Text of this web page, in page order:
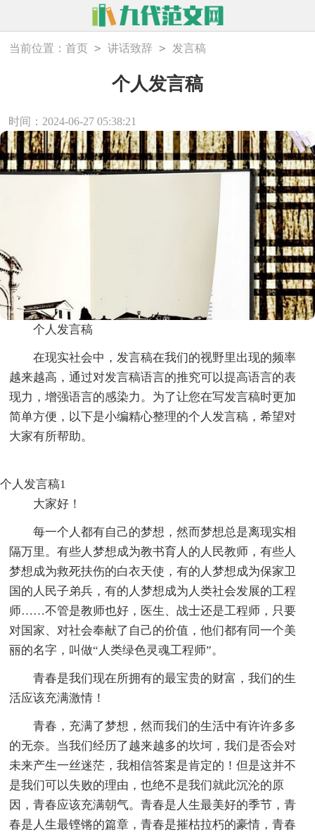
当前位置：首页 > 讲话致辞 > 发言稿
个人发言稿
时间：2024-06-27 05:38:21
个人发言稿
在现实社会中，发言稿在我们的视野里出现的频率
越来越高，通过对发言稿语言的推究可以提高语言的表
现力，增强语言的感染力。为了让您在写发言稿时更加
简单方便，以下是小编精心整理的个人发言稿，希望对
大家有所帮助。
个人发言稿1
大家好！
每一个人都有自己的梦想，然而梦想总是离现实相
隔万里。有些人梦想成为教书育人的人民教师，有些人
梦想成为救死扶伤的白衣天使，有的人梦想成为保家卫
国的人民子弟兵，有的人梦想成为人类社会发展的工程
师……不管是教师也好，医生、战士还是工程师，只要
对国家、对社会奉献了自己的价值，他们都有同一个美
丽的名字，叫做“人类绿色灵魂工程师”。
青春是我们现在所拥有的最宝贵的财富，我们的生
活应该充满激情！
青春，充满了梦想，然而我们的生活中有许许多多
的无奈。当我们经历了越来越多的坎坷，我们是否会对
未来产生一丝迷茫，我相信答案是肯定的！但是这并不
是我们可以失败的理由，也绝不是我们就此沉沦的原
因，青春应该充满朝气。青春是人生最美好的季节，青
春是人生最铿锵的篇章，青春是摧枯拉朽的豪情，青春